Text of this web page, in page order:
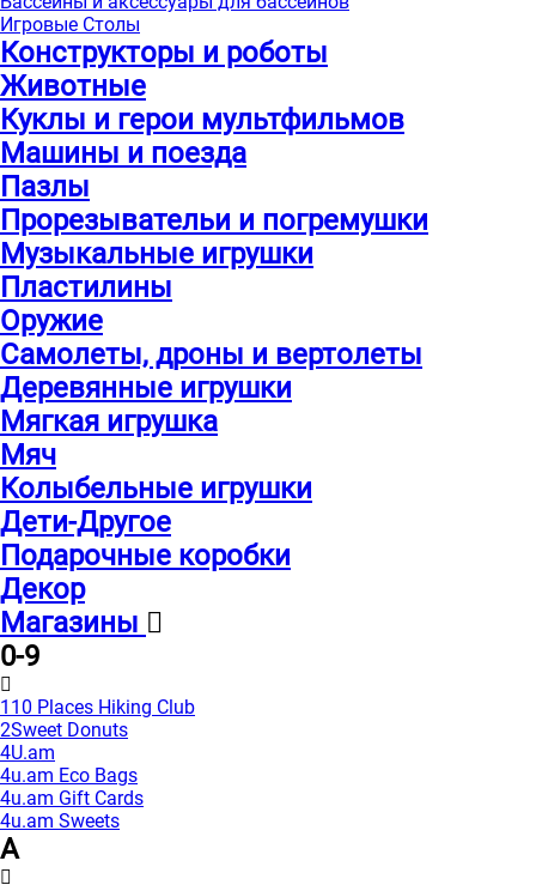
Игровые Столы
Конструкторы и роботы
Животные
Куклы и герои мультфильмов
Машины и поезда
Пазлы
Прорезывательи и погремушки
Музыкальные игрушки
Пластилины
Оружие
Самолеты, дроны и вертолеты
Деревянные игрушки
Мягкая игрушка
Мяч
Колыбельные игрушки
Дети-Другое
Подарочные коробки
Декор
Магазины
0-9
110 Places Hiking Club
2Sweet Donuts
4U.am
4u.am Eco Bags
4u.am Gift Cards
4u.am Sweets
A